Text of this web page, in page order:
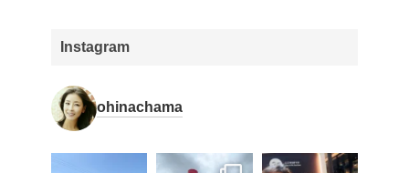
Instagram
ohinachama